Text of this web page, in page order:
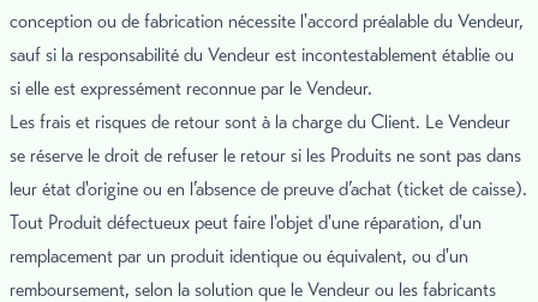
conception ou de fabrication nécessite l'accord préalable du Vendeur,
sauf si la responsabilité du Vendeur est incontestablement établie ou
si elle est expressément reconnue par le Vendeur.
Les frais et risques de retour sont à la charge du Client. Le Vendeur
se réserve le droit de refuser le retour si les Produits ne sont pas dans
leur état d'origine ou en l’absence de preuve d’achat (ticket de caisse).
Tout Produit défectueux peut faire l'objet d'une réparation, d'un
remplacement par un produit identique ou équivalent, ou d'un
remboursement, selon la solution que le Vendeur ou les fabricants